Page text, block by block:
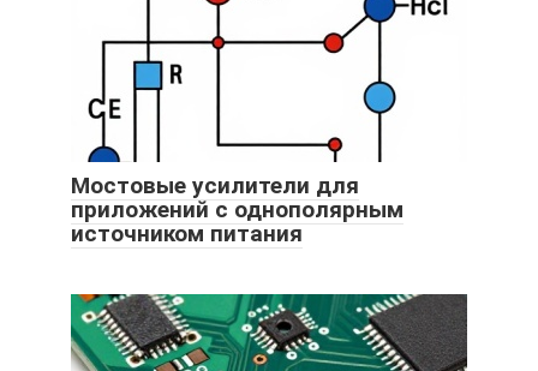
Мостовые усилители для
приложений с однополярным
источником питания